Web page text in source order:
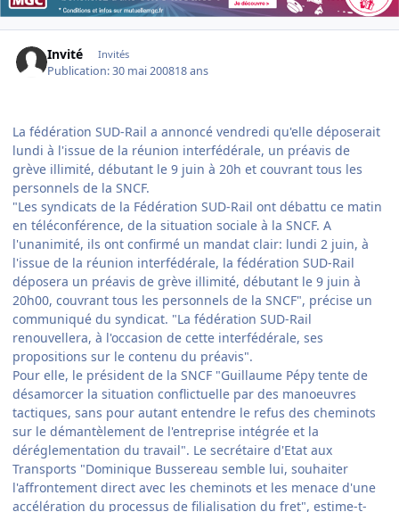
Invité Invités
Publication:30 mai 200818 ans
La fédération SUD-Rail a annoncé vendredi qu'elle déposerait
lundi à l'issue de la réunion interfédérale, un préavis de
grève illimité, débutant le 9 juin à 20h et couvrant tous les
personnels de la SNCF.
"Les syndicats de la Fédération SUD-Rail ont débattu ce matin
en téléconférence, de la situation sociale à la SNCF. A
l'unanimité, ils ont confirmé un mandat clair: lundi 2 juin, à
l'issue de la réunion interfédérale, la fédération SUD-Rail
déposera un préavis de grève illimité, débutant le 9 juin à
20h00, couvrant tous les personnels de la SNCF", précise un
communiqué du syndicat. "La fédération SUD-Rail
renouvellera, à l'occasion de cette interfédérale, ses
propositions sur le contenu du préavis".
Pour elle, le président de la SNCF "Guillaume Pépy tente de
désamorcer la situation conflictuelle par des manoeuvres
tactiques, sans pour autant entendre le refus des cheminots
sur le démantèlement de l'entreprise intégrée et la
déréglementation du travail". Le secrétaire d'Etat aux
Transports "Dominique Bussereau semble lui, souhaiter
l'affrontement direct avec les cheminots et les menace d'une
accélération du processus de filialisation du fret", estime-t-